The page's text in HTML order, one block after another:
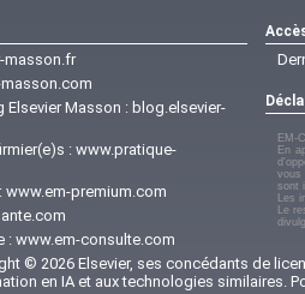
masson.fr
Elsevier Masson : blog.elsevier-
: www.pratique-
www.em-premium.com
: www.em-consulte.com
EM-
En
vous
sont
Les
Le
© 2026 Elsevier, ses concédants de
en IA et aux technologies similaires.